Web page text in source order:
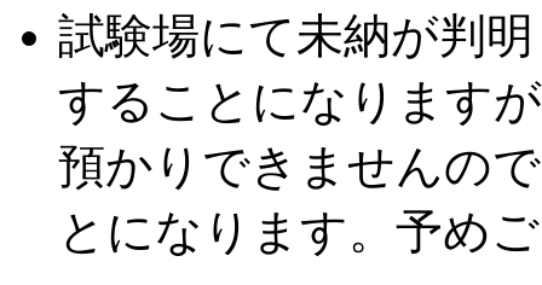
試験場にて未納が判
することになります
預かりできませんの
とになります。予め